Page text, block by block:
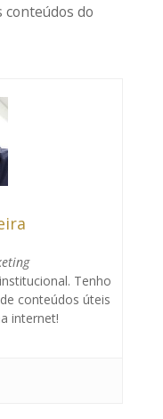
conteúdos do
Tenho
conteúdos úteis
internet!